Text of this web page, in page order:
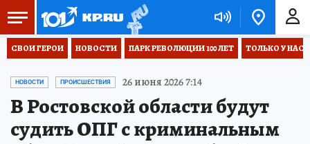
СВОИ ГЕРОИ НОВОСТИ ПАРК РЕВОЛЮЦИИ 100 ЛЕТ ТОЛЬКО У НАС
НОВОСТИ ПРОИСШЕСТВИЯ 26 июня 2026 7:14
В Ростовской области будут
судить ОПГ с криминальным